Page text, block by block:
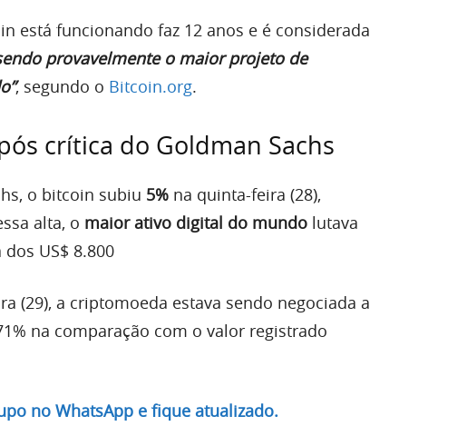
está funcionando faz 12 anos e é considerada
provavelmente o maior projeto de
, segundo o Bitcoin.org.
crítica do Goldman Sachs
o bitcoin subiu 5% na quinta-feira (28),
alta, o maior ativo digital do mundo lutava
US$ 8.800
(29), a criptomoeda estava sendo negociada a
na comparação com o valor registrado
no WhatsApp e fique atualizado.